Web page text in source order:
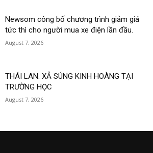
Newsom công bố chương trình giảm giá
tức thì cho người mua xe điện lần đầu.
August 7, 2026
THÁI LAN: XẢ SÚNG KINH HOÀNG TẠI
TRƯỜNG HỌC
August 7, 2026